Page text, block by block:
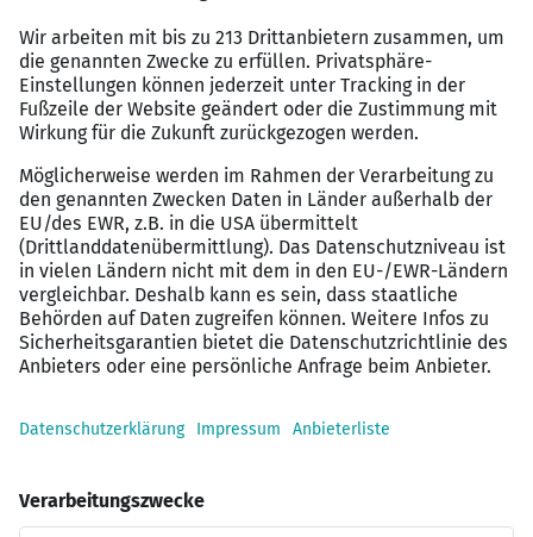
NRW,
große Freiräume innerhalb des bestehenden
Konzepts sowie Ressourcen für die Gestaltung
Entscheidungswege,
eine partnerschaftliche Zusammenarbeit mit
dem Kollegium und der Geschäftsführung,
eine gründliche Einarbeitung durch das
Schulleitungsteam und regelmäßigen Austausch
bei: